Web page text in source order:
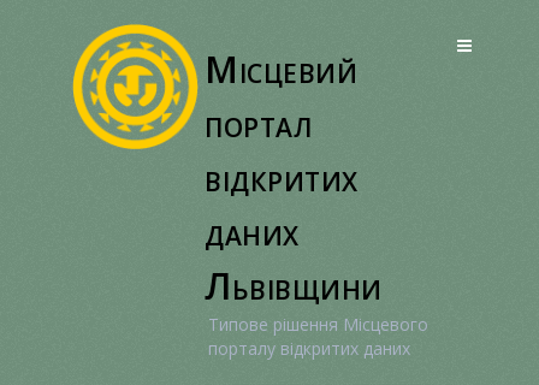
Місцевий
портал
відкритих
даних
Львівщини
Типове рішення Місцевого
порталу відкритих даних